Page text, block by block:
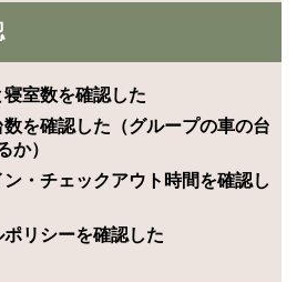
室数を確認した
を確認した（グループの車の台
か）
・チェックアウト時間を確認し
リシーを確認した